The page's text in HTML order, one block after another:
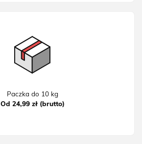
Paczka do 10 kg
Od 24,99 zł (brutto)